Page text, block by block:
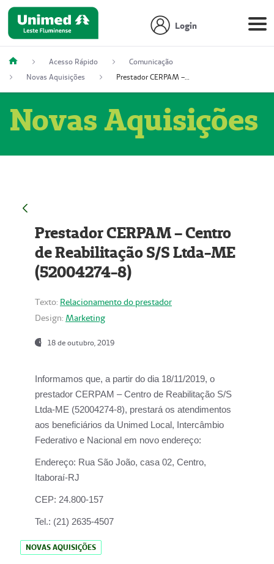
Login
Acesso Rápido
Comunicação
Novas Aquisições
Prestador CERPAM – Centro de Reabilitação S/S Ltda-ME (52004274-8)
Novas Aquisições
Prestador CERPAM – Centro
de Reabilitação S/S Ltda-ME
(52004274-8)
Texto: Relacionamento do prestador
Design: Marketing
18 de outubro, 2019
Informamos que, a partir do dia 18/11/2019, o
prestador CERPAM – Centro de Reabilitação S/S
Ltda-ME (52004274-8), prestará os atendimentos
aos beneficiários da Unimed Local, Intercâmbio
Federativo e Nacional em novo endereço:
Endereço: Rua São João, casa 02, Centro,
Itaboraí-RJ
CEP: 24.800-157
Tel.: (21) 2635-4507
NOVAS AQUISIÇÕES